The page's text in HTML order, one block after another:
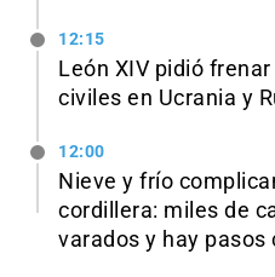
12:15
León XIV pidió
civiles en Ucrania y
12:00
Nieve y frío
cordillera: miles de
varados y hay pasos